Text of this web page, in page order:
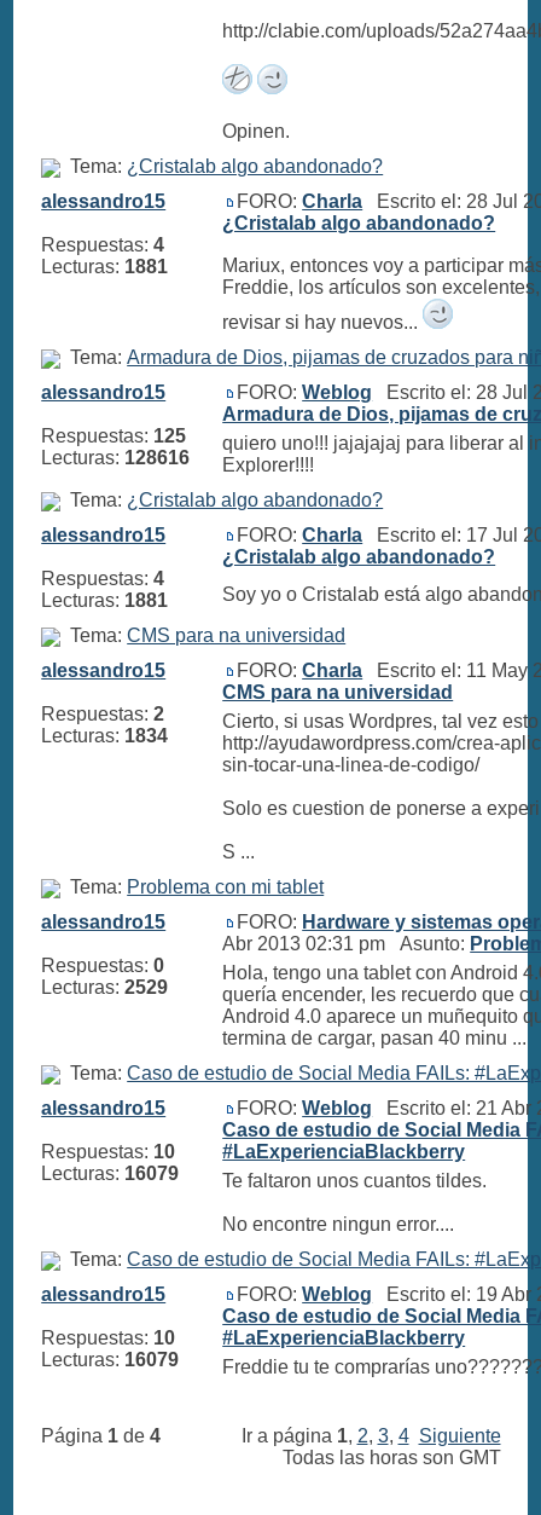
http://clabie.com/uploads/
Opinen.
Tema: ¿Cristalab algo abandonado?
alessandro15
Respuestas:4
Lecturas: 1881
FORO:Charla Escrito el: 28 Jul
¿Cristalab algo abandonado?
Mariux, entonces voy a participar
Freddie, los artículos son
revisar si hay nuevos...
Tema:Armadura de Dios, pijamas de cruzados para
alessandro15
Respuestas: 125
Lecturas: 128616
FORO:Weblog Escrito el: 28 Jul
Armadura de Dios, pijamas de
quiero uno!!! jajajajaj para liberar al
Explorer!!!!
Tema: ¿Cristalab algo abandonado?
alessandro15
Respuestas:4
Lecturas: 1881
FORO:Charla Escrito el: 17 Jul
¿Cristalab algo abandonado?
Soy yo o Cristalab está algo
Tema:CMS para na universidad
alessandro15
Respuestas:2
Lecturas: 1834
FORO:Charla Escrito el: 11 May
CMS para na universidad
Cierto, si usas Wordpres, tal vez
http://ayudawordpress.com/crea-
sin-tocar-una-linea-de-codigo/
Solo es cuestion de ponerse a
S ...
Tema: Problema con mi tablet
alessandro15
Respuestas:0
Lecturas:2529
FORO: Hardware y sistemas
Abr 2013 02:31 pm Asunto:
Hola, tengo una tablet con Android
quería encender, les recuerdo que
Android 4.0 aparece un muñequito
termina de cargar, pasan 40 minu ...
Tema:Caso de estudio de Social Media FAILs:
alessandro15
Respuestas: 10
Lecturas: 16079
FORO:Weblog Escrito el: 21 Abr
Caso de estudio de Social Media
#LaExperienciaBlackberry
Te faltaron unos cuantos tildes.
No encontre ningun error....
Tema:Caso de estudio de Social Media FAILs:
alessandro15
Respuestas: 10
Lecturas: 16079
FORO:Weblog Escrito el: 19 Abr
Caso de estudio de Social Media
#LaExperienciaBlackberry
Freddie tu te comprarías
Página 1de 4 Ir a página 1, 2, 3, 4 Siguiente
Todas las horas son GMT